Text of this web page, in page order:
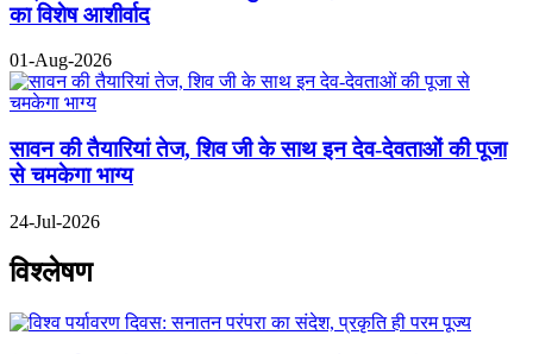
का विशेष आशीर्वाद
01-Aug-2026
सावन की तैयारियां तेज, शिव जी के साथ इन देव-देवताओं की पूजा
से चमकेगा भाग्य
24-Jul-2026
विश्लेषण